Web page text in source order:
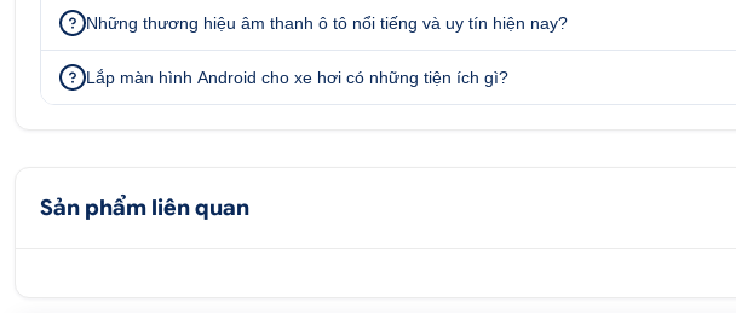
Ram 4GB – Rom 64GB
Ram 4GB – Rom 64GB liền camera 360
Ram 6GB – Rom 128GB
Những thương hiệu âm thanh ô tô nổi tiếng và uy tín hiện nay?
Lắp màn hình Android cho xe hơi có những tiện ích gì?
Sản phẩm liên quan